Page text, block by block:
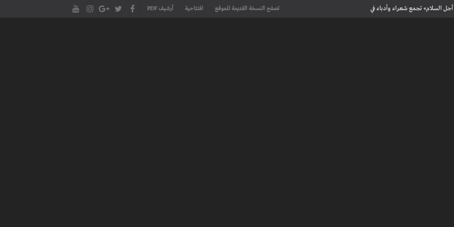
السلام» تجمع شعراء وأدباء في تصفح النسخة القديمة للموقع افتتاحية أرشيف PDF